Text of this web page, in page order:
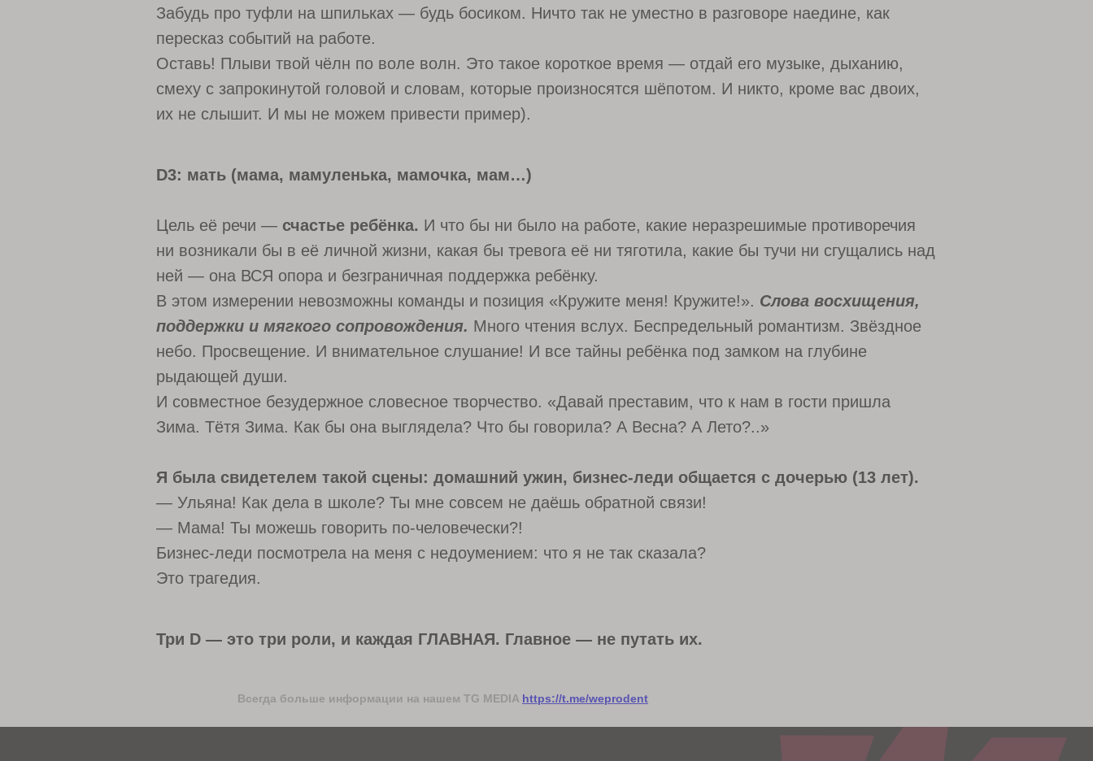
Забудь про туфли на шпильках — будь босиком. Ничто так не уместно в разговоре наедине, как
пересказ событий на работе.
Оставь! Плыви твой чёлн по воле волн. Это такое короткое время — отдай его музыке, дыханию,
смеху с запрокинутой головой и словам, которые произносятся шёпотом. И никто, кроме вас двоих,
их не слышит. И мы не можем привести пример).
D3: мать (мама, мамуленька, мамочка, мам…)
Цель её речи — счастье ребёнка. И что бы ни было на работе, какие неразрешимые противоречия
ни возникали бы в её личной жизни, какая бы тревога её ни тяготила, какие бы тучи ни сгущались над
ней — она ВСЯ опора и безграничная поддержка ребёнку.
В этом измерении невозможны команды и позиция «Кружите меня! Кружите!». Слова восхищения,
поддержки и мягкого сопровождения. Много чтения вслух. Беспредельный романтизм. Звёздное
небо. Просвещение. И внимательное слушание! И все тайны ребёнка под замком на глубине
рыдающей души.
И совместное безудержное словесное творчество. «Давай преставим, что к нам в гости пришла
Зима. Тётя Зима. Как бы она выглядела? Что бы говорила? А Весна? А Лето?..»
Я была свидетелем такой сцены: домашний ужин, бизнес-леди общается с дочерью (13 лет).
— Ульяна! Как дела в школе? Ты мне совсем не даёшь обратной связи!
— Мама! Ты можешь говорить по-человечески?!
Бизнес-леди посмотрела на меня с недоумением: что я не так сказала?
Это трагедия.
Три D — это три роли, и каждая ГЛАВНАЯ. Главное — не путать их.
Всегда больше информации на нашем TG MEDIA https://t.me/weprodent
Главная страница
Календарь мероприятий
Статьи экспертов
Контакты
ИП Суставова Дарья Николаевна
ОГРНИП 323774600244118
Политика защиты и обработки персональных данных